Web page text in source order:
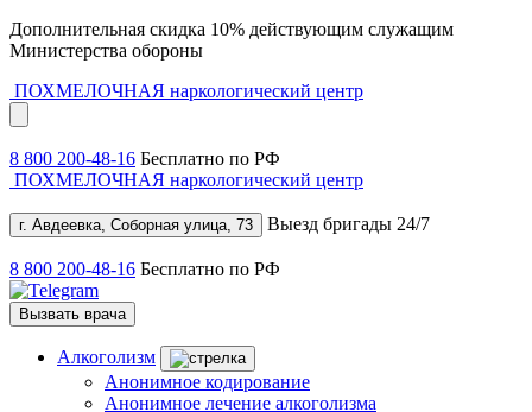
Дополнительная скидка 10% действующим служащим
Министерства обороны
ПОХМЕЛОЧНАЯ наркологический центр
8 800 200-48-16 Бесплатно по РФ
ПОХМЕЛОЧНАЯ наркологический центр
г. Авдеевка, Соборная улица, 73 Выезд бригады 24/7
8 800 200-48-16 Бесплатно по РФ
Вызвать врача
Алкоголизм
Анонимное кодирование
Анонимное лечение алкоголизма